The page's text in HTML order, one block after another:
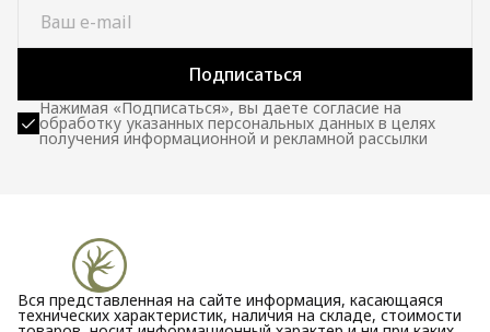
Подписаться
Нажимая «Подписаться», вы даете согласие на
обработку указанных персональных данных в целях
получения информационной и рекламной рассылки
Вся представленная на сайте информация, касающаяся
технических характеристик, наличия на складе, стоимости